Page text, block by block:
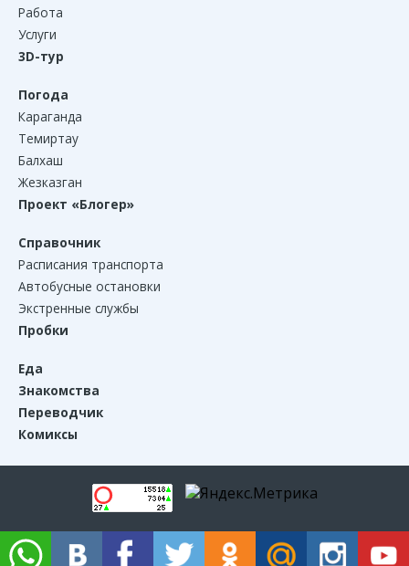
Работа
Услуги
3D-тур
Погода
Караганда
Темиртау
Балхаш
Жезказган
Проект «Блогер»
Справочник
Расписания транспорта
Автобусные остановки
Экстренные службы
Пробки
Еда
Знакомства
Переводчик
Комиксы